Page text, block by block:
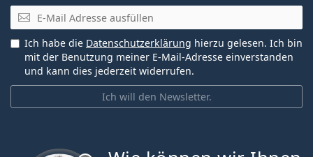
E-Mail
Ich will den Newsletter.
Ich habe die Datenschutzerklärung hierzu gelesen. Ich bin
mit der Benutzung meiner E-Mail-Adresse einverstanden
und kann dies jederzeit widerrufen.